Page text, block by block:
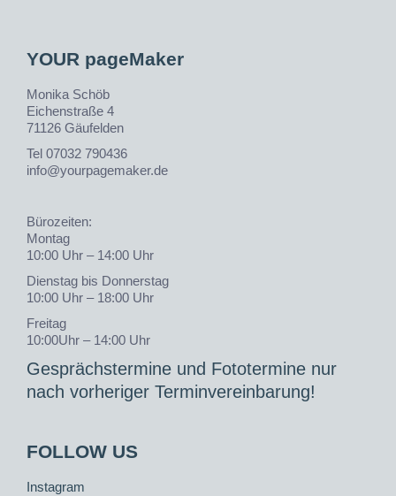
YOUR pageMaker
Monika Schöb
Eichenstraße 4
71126 Gäufelden
Tel 07032 790436
info@yourpagemaker.de
Bürozeiten:
Montag
10:00 Uhr – 14:00 Uhr
Dienstag bis Donnerstag
10:00 Uhr – 18:00 Uhr
Freitag
10:00Uhr – 14:00 Uhr
Gesprächstermine und Fototermine nur
nach vorheriger Terminvereinbarung!
FOLLOW US
Instagram